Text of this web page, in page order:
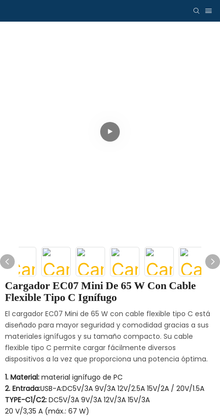
Cargador EC07 Mini De 65 W Con Cable
Flexible Tipo C Ignífugo
El cargador EC07 Mini de 65 W con cable flexible tipo C está
diseñado para mayor seguridad y comodidad gracias a sus
materiales ignífugos y su tamaño compacto. Su cable
flexible tipo C permite cargar fácilmente diversos
dispositivos a la vez que proporciona una potencia óptima.
1. Material: material ignífugo de PC
2. Entrada:USB-A:DC5V/3A 9V/3A 12V/2.5A 15V/2A / 20V/1.5A
TYPE-C1/C2: DC5V/3A 9V/3A 12V/3A 15V/3A
20 V/3,35 A (máx.: 67 W)